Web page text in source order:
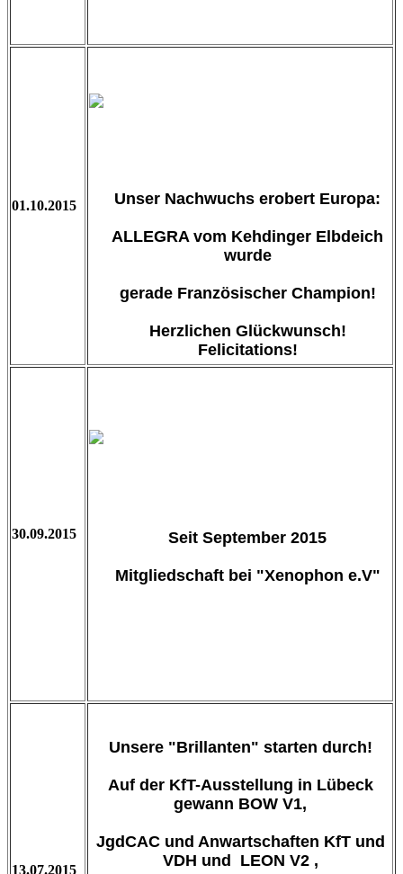
01.10.2015 Unser Nachwuchs erobert Europa:
ALLEGRA vom Kehdinger Elbdeich
wurde
gerade Französischer Champion!
Herzlichen Glückwunsch!
Felicitations!
30.09.2015 Seit September 2015
Mitgliedschaft bei "Xenophon e.V"
13.07.2015
Unsere "Brillanten" starten durch!
Auf der KfT-Ausstellung in Lübeck
gewann BOW V1,
JgdCAC und Anwartschaften KfT und
VDH und LEON V2 ,